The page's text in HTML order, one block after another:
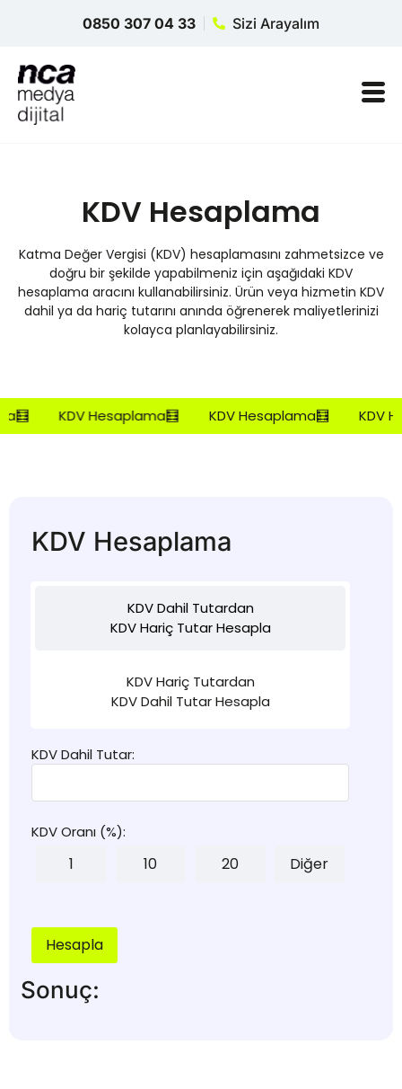
0850 307 04 33 Sizi Arayalım
KDV Hesaplama
Katma Değer Vergisi (KDV) hesaplamasını zahmetsizce ve
doğru bir şekilde yapabilmeniz için aşağıdaki KDV
hesaplama aracını kullanabilirsiniz. Ürün veya hizmetin KDV
dahil ya da hariç tutarını anında öğrenerek maliyetlerinizi
kolayca planlayabilirsiniz.
KDV Hesaplama🧮 KDV Hesaplama🧮 KDV
KDV Hesaplama
KDV Dahil Tutardan
KDV Hariç Tutar Hesapla
KDV Hariç Tutardan
KDV Dahil Tutar Hesapla
KDV Dahil Tutar:
KDV Oranı (%):
1 10 20 Diğer
Hesapla
Sonuç: